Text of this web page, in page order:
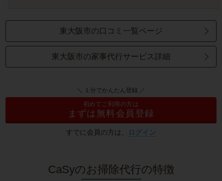
東大阪市の口コミ一覧ページ
東大阪市の家事代行サービス詳細
＼ １分でかんたん登録 ／
初めてご利用の方は
まずは無料会員登録
すでに会員の方は、 ログイン
CaSyのお掃除代行の特徴